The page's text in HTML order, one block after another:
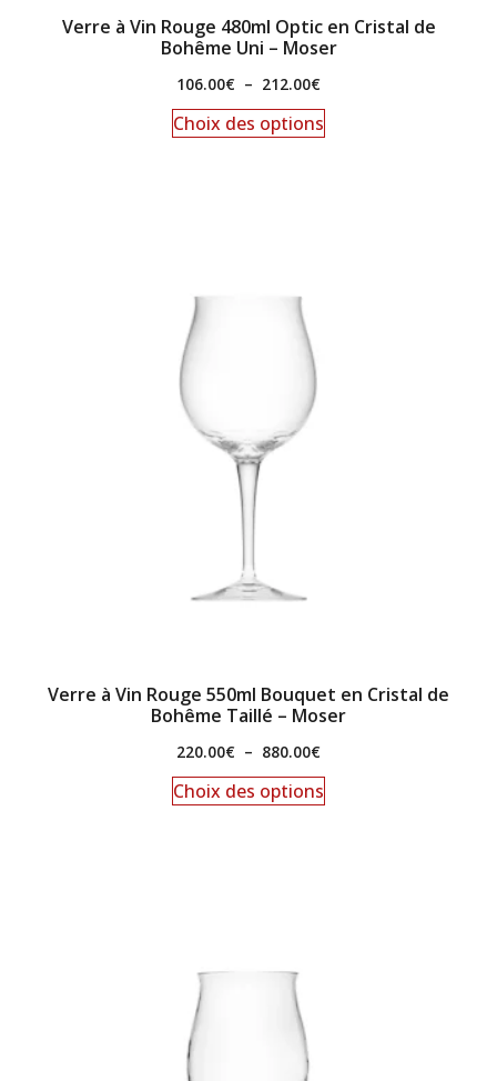
Verre à Vin Rouge 480ml Optic en Cristal de
Bohême Uni – Moser
106.00€ – 212.00€
Choix des options
Verre à Vin Rouge 550ml Bouquet en Cristal de
Bohême Taillé – Moser
220.00€ – 880.00€
Choix des options